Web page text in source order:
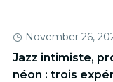
November 26,
Jazz intimiste,
néon : trois